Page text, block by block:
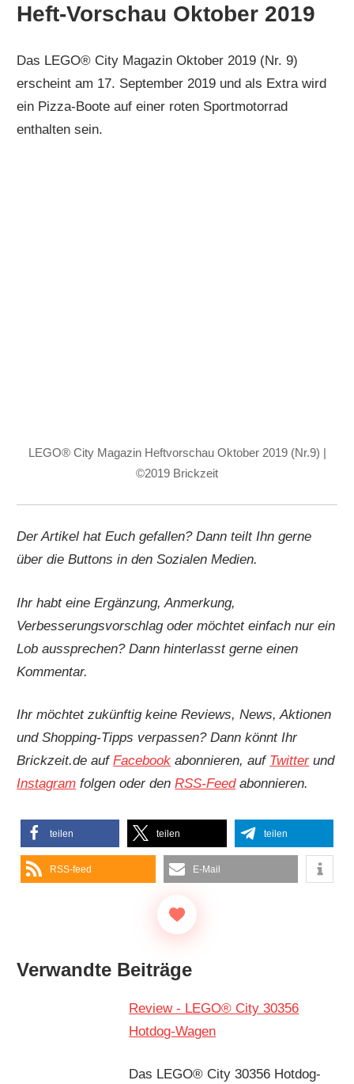
Heft-Vorschau Oktober 2019
Das LEGO® City Magazin Oktober 2019 (Nr. 9)
erscheint am 17. September 2019 und als Extra wird
ein Pizza-Boote auf einer roten Sportmotorrad
enthalten sein.
LEGO® City Magazin Heftvorschau Oktober 2019 (Nr.9) |
©2019 Brickzeit
Der Artikel hat Euch gefallen? Dann teilt Ihn gerne
über die Buttons in den Sozialen Medien.
Ihr habt eine Ergänzung, Anmerkung,
Verbesserungsvorschlag oder möchtet einfach nur ein
Lob aussprechen? Dann hinterlasst gerne einen
Kommentar.
Ihr möchtet zukünftig keine Reviews, News, Aktionen
und Shopping-Tipps verpassen? Dann könnt Ihr
Brickzeit.de aufFacebook abonnieren, auf Twitterund
Instagram folgen oder denRSS-Feedabonnieren.
teilen teilen teilen
RSS-feed E-Mail
Verwandte Beiträge
Review - LEGO® City 30356
Hotdog-Wagen
Das LEGO® City 30356 Hotdog-